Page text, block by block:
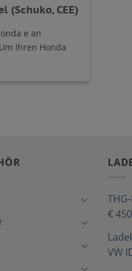
(Schuko, CEE)
e an
Ihren Honda
€
VW